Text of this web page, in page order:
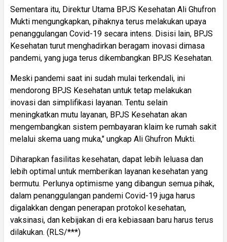
Sementara itu, Direktur Utama BPJS Kesehatan Ali Ghufron
Mukti mengungkapkan, pihaknya terus melakukan upaya
penanggulangan Covid-19 secara intens. Disisi lain, BPJS
Kesehatan turut menghadirkan beragam inovasi dimasa
pandemi, yang juga terus dikembangkan BPJS Kesehatan.
Meski pandemi saat ini sudah mulai terkendali, ini
mendorong BPJS Kesehatan untuk tetap melakukan
inovasi dan simplifikasi layanan. Tentu selain
meningkatkan mutu layanan, BPJS Kesehatan akan
mengembangkan sistem pembayaran klaim ke rumah sakit
melalui skema uang muka," ungkap Ali Ghufron Mukti.
Diharapkan fasilitas kesehatan, dapat lebih leluasa dan
lebih optimal untuk memberikan layanan kesehatan yang
bermutu. Perlunya optimisme yang dibangun semua pihak,
dalam penanggulangan pandemi Covid-19 juga harus
digalakkan dengan penerapan protokol kesehatan,
vaksinasi, dan kebijakan di era kebiasaan baru harus terus
dilakukan. (RLS/***)